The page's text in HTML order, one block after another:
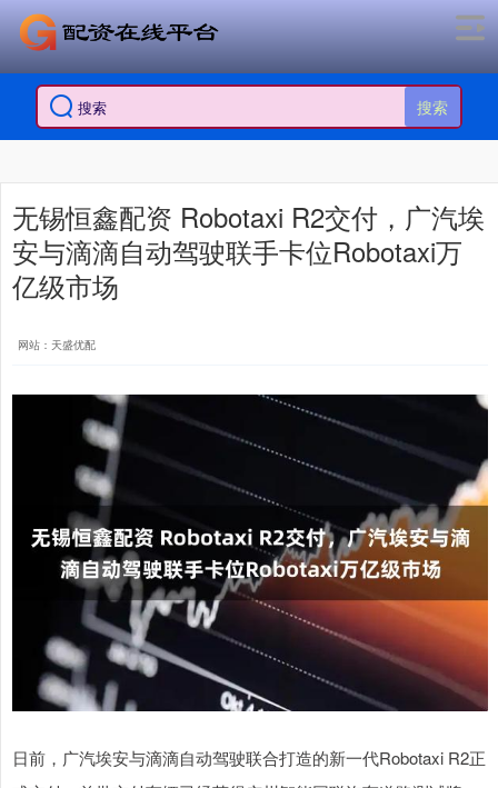
搜索
无锡恒鑫配资 Robotaxi R2交付，广汽埃
安与滴滴自动驾驶联手卡位Robotaxi万
亿级市场
网站：天盛优配
日前，广汽埃安与滴滴自动驾驶联合打造的新一代Robotaxi R2正